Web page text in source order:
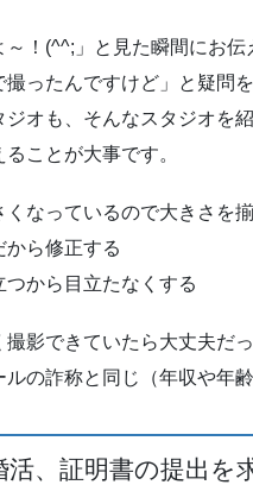
～！(^^;」と見た瞬間にお
撮ったんですけど」と疑問
ジオも、そんなスタジオを
ことが大事です。
くなっているので大きさを
から修正する
つから目立たなくする
撮影できていたら大丈夫だ
の詐称と同じ（年収や年
活、証明書の提出を